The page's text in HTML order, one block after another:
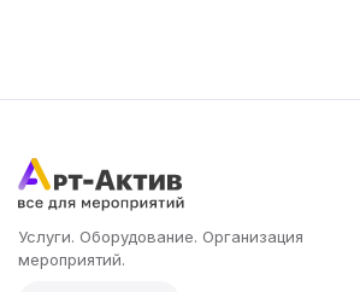
Услуги. Оборудование. Организация
мероприятий.